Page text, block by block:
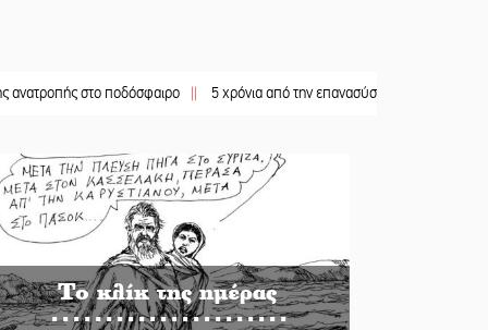
στο ποδόσφαιρο || 5 χρόνια από την επανασύσταση της ΙΜ Παναγίας
Το κλίκ της ημέρας